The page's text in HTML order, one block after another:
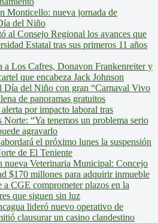
Monticello: nueva jornada de
del Niño
al Consejo Regional los avances que
Estatal tras sus primeros 11 años
a Los Cafres, Donavon Frankenreiter y
que encabeza Jack Johnson
Día del Niño con gran “Carnaval Vivo
de panoramas gratuitos
por impacto laboral tras
Norte: “Ya tenemos un problema serio
agravarlo
el próximo lunes la suspensión
de El Teniente
nueva Veterinaria Municipal: Concejo
$170 millones para adquirir inmueble
CGE comprometer plazos en la
que siguen sin luz
lideró nuevo operativo de
clausurar un casino clandestino